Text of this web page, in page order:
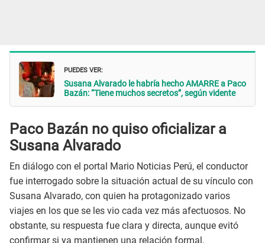
PUEDES VER:
Susana Alvarado le habría hecho AMARRE a Paco
Bazán: “Tiene muchos secretos”, según vidente
Paco Bazán no quiso oficializar a
Susana Alvarado
En diálogo con el portal Mario Noticias Perú, el conductor
fue interrogado sobre la situación actual de su vínculo con
Susana Alvarado, con quien ha protagonizado varios
viajes en los que se les vio cada vez más afectuosos. No
obstante, su respuesta fue clara y directa, aunque evitó
confirmar si ya mantienen una relación formal.